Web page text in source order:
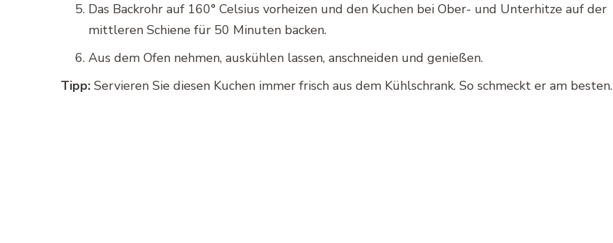
Das Backrohr auf 160° Celsius vorheizen und den Kuchen bei Ober- und Unterhitze auf der
mittleren Schiene für 50 Minuten backen.
Aus dem Ofen nehmen, auskühlen lassen, anschneiden und genießen.
Tipp: Servieren Sie diesen Kuchen immer frisch aus dem Kühlschrank. So schmeckt er am besten.